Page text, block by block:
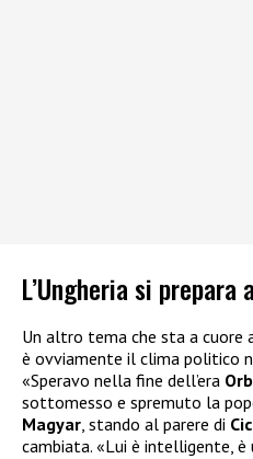
L’Ungheria si
Un altro tema che sta a cuore
è ovviamente il clima politico
«Speravo nella fine dell’era
sottomesso e spremuto la
Magyar, stando al parere di
cambiata. «Lui è intelligente, è